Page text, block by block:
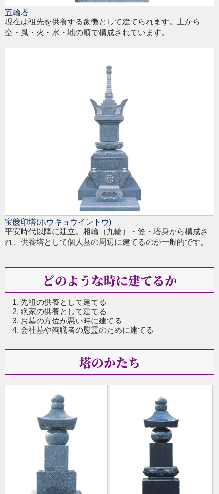
五輪塔
現在は祖先を供養する象徴として建てられます。上から
空・風・火・水・地の順で構成されています。
宝篋印塔(ホウキョウイントウ)
平安時代以降に建立。相輪（九輪）・笠・塔身から構成さ
れ、供養塔として個人墓の周辺に建てるのが一般的です。
どのような時に建てるか
先祖の供養として建てる
絶家の供養として建てる
お墓の方位が悪い時に建てる
会社墓や殉職者の慰霊のために建てる
塔のかたち